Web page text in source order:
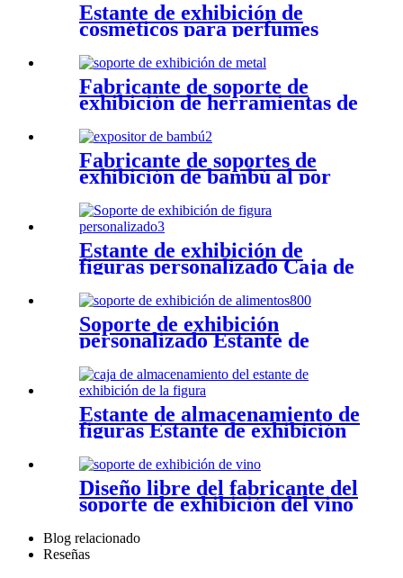
Estante de exhibición de
cosméticos para perfumes
Fabricante de soporte de
exhibición de herramientas de
supermercado de metal por
encargo
Fabricante de soportes de
exhibición de bambú al por
menor Fábrica de soportes de
exhibición de bambú
Estante de exhibición de
figuras personalizado Caja de
exhibición Difigure
Soporte de exhibición
personalizado Estante de
exhibición de alimentos
Soporte de exhibición de
acrílico
Estante de almacenamiento de
figuras Estante de exhibición
de figuras de acrílico
Diseño libre del fabricante del
soporte de exhibición del vino
de la personalización
Blog relacionado
Reseñas